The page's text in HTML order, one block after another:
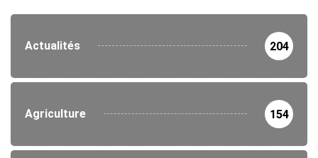
Actualités 204
Agriculture 154